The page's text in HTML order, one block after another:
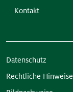
Kontakt
Datenschutz
Rechtliche Hinweise